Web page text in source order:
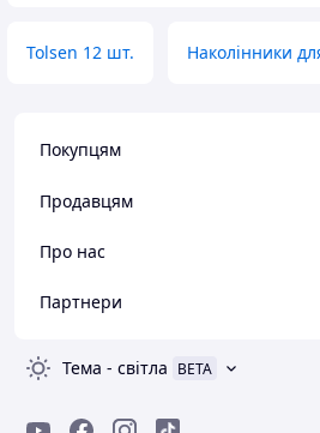
Tolsen 12 шт. Наколінники
Покупцям
Продавцям
Про нас
Партнери
Тема - світла BETA